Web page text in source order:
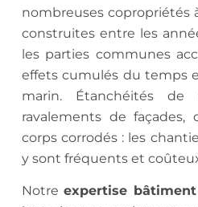
nombreuses copropriétés
construites entre les
les parties communes
effets cumulés du temps
marin. Étanchéités de
ravalements de façades,
corps corrodés : les
y sont fréquents et
Notreexpertise